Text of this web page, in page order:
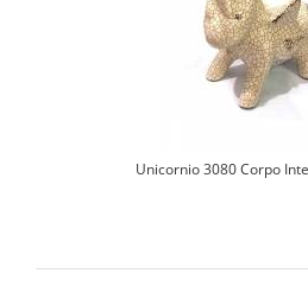
Unicornio 3080 Corpo